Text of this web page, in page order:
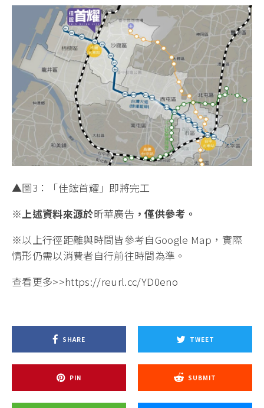
▲圖3：「佳鋐首耀」即將完工
※上述資料來源於昕華廣告 ，僅供參考。
※以上行徑距離與時間皆參考自Google Map，實際
情形仍需以消費者自行前往時間為準。
查看更多>>https://reurl.cc/YD0eno
SHARE TWEET
PIN SUBMIT